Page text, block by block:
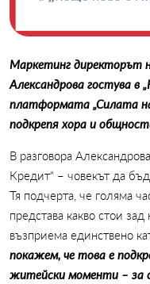
Маркетинг директорът
Александрова гостува в
платформата „Силата
подкрепя хора и
В разговора
Кредит“ – човекът да
Тя подчерта, че голяма
представа какво стои
възприема единствено
покажем, че това е
житейски моменти – за